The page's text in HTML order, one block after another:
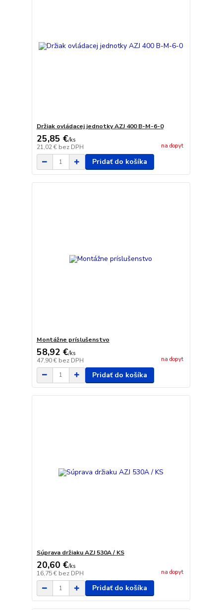
Držiak ovládacej jednotky AZJ 400 B-M-6-0
25,85 €/ks
21,02 € bez DPH na dopyt
Pridať do košíka
Montážne príslušenstvo
58,92 €/ks
47,90 € bez DPH na dopyt
Pridať do košíka
Súprava držiaku AZJ 530A / KS
20,60 €/ks
16,75 € bez DPH na dopyt
Pridať do košíka